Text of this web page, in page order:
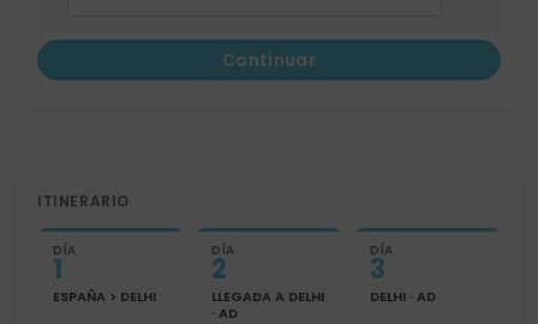
Continuar
ITINERARIO
DÍA
1
ESPAÑA > DELHI
DÍA
2
LLEGADA A DELHI
· AD
DÍA
3
DELHI · AD